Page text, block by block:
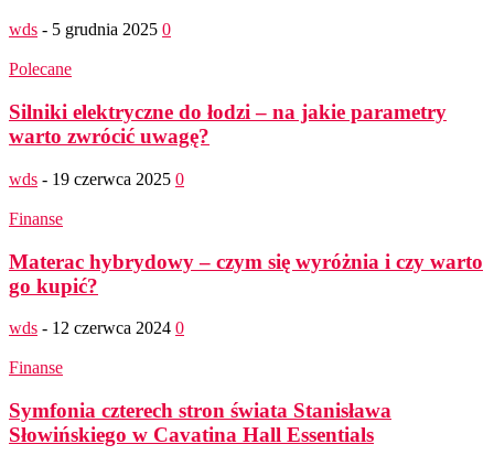
wds - 5 grudnia 2025 0
Polecane
Silniki elektryczne do łodzi – na jakie parametry
warto zwrócić uwagę?
wds - 19 czerwca 2025 0
Finanse
Materac hybrydowy – czym się wyróżnia i czy warto
go kupić?
wds - 12 czerwca 2024 0
Finanse
Symfonia czterech stron świata Stanisława
Słowińskiego w Cavatina Hall Essentials